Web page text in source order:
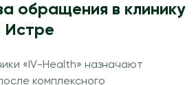
обращения в клинику
Истре
«IV-Health» назначают
комплексного